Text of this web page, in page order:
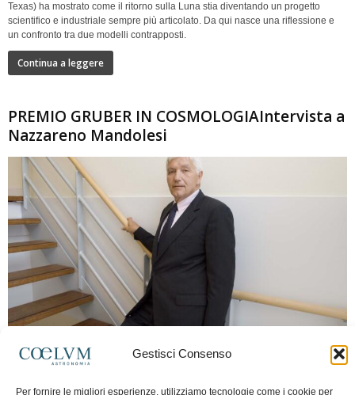
Gestisci Consenso
Per fornire le migliori esperienze, utilizziamo tecnologie come i cookie per
Texas) ha mostrato come il ritorno sulla Luna stia diventando un progetto
scientifico e industriale sempre più articolato. Da qui nasce una riflessione e
un confronto tra due modelli contrapposti.
Continua a leggere
PREMIO GRUBER IN COSMOLOGIAIntervista a
Nazzareno Mandolesi
Frida Paolella - 16 Giugno 2026 0
spaziale europea e della missione Planck. Il dialogo ripercorre i principali